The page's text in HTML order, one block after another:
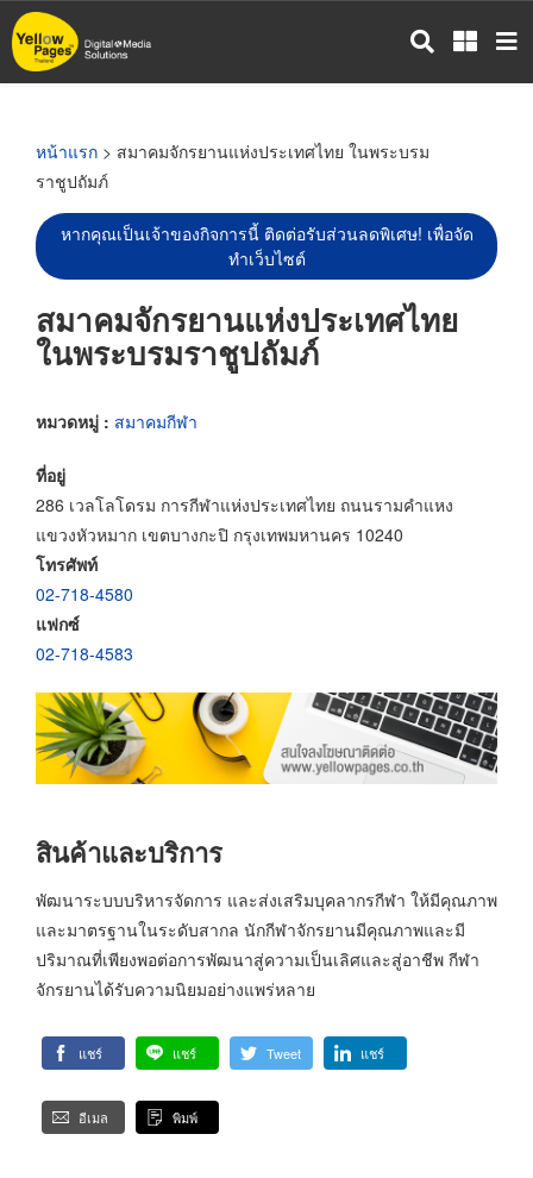
ข้าม
ไป
หน้าแรก > สมาคมจักรยานแห่งประเทศไทย ในพระบรม
ราชูปถัมภ์
หากคุณเป็นเจ้าของกิจการนี้ ติดต่อรับส่วนลดพิเศษ! เพื่อจัด
ทำเว็บไซต์
สมาคมจักรยานแห่งประเทศไทย
ในพระบรมราชูปถัมภ์
หมวดหมู่ : สมาคมกีฬา
ที่อยู่
286 เวลโลโดรม การกีฬาแห่งประเทศไทย ถนนรามคำแหง
แขวงหัวหมาก เขตบางกะปิ กรุงเทพมหานคร 10240
โทรศัพท์
02-718-4580
แฟกซ์
02-718-4583
สินค้าและบริการ
พัฒนาระบบบริหารจัดการ และส่งเสริมบุคลากรกีฬา ให้มีคุณภาพ
และมาตรฐานในระดับสากล นักกีฬาจักรยานมีคุณภาพและมี
ปริมาณที่เพียงพอต่อการพัฒนาสู่ความเป็นเลิศและสู่อาชีพ กีฬา
จักรยานได้รับความนิยมอย่างแพร่หลาย
แชร์ แชร์ Tweet แชร์
อีเมล พิมพ์